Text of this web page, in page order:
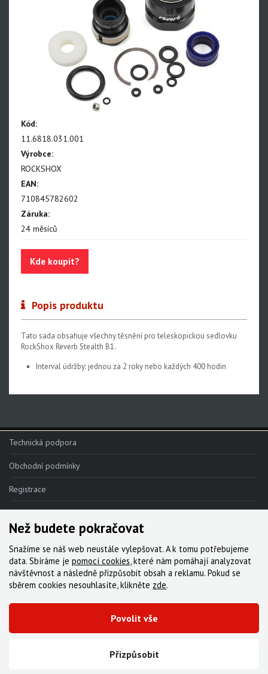
Lyrik - NEW!!!
BoXXer - NEW!!!
Paragon
Rudy
SIDLuxe
Deluxe, Super Deluxe
Super Deluxe - NEW!!!
Reverb AXS - NEW!!!
Reverb AXS XPLR
Reverb
ND a přílušenství
Oleje, maziva, kapaliny
Upgrade kity
Náhradní díly k sedlovkám
Pevné osy
Blatníky
Kód:
11.6818.031.001
Výrobce:
ROCKSHOX
EAN:
710845782602
Záruka:
24 měsíců
Kde koupit?
Popis produktu
Tato sada obsahuje všechny těsnění pro teleskopickou sedlovku
RockShox Reverb Stealth B1.
Interval údržby: jednou za 2 roky nebo každých 400 hodin
Technická podpora
Obchodní podmínky
Registrace
Reklamace
Kde nakoupit
Kontakt
Servis
Ke stažení
© 2000-2026 Všechna práva vyhrazena,Cyklo Žitný, s.r.o.|Zásady cookies
Než budete pokračovat
Snažíme se náš web neustále vylepšovat. A k tomu potřebujeme
data. Sbíráme je pomocí cookies, které nám pomáhají analyzovat
návštěvnost a následně přizpůsobit obsah a reklamu. Pokud se
sběrem cookies nesouhlasíte, klikněte zde.
Přizpůsobit
Povolit vše